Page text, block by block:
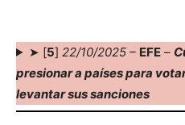
➤ [5] 22/10/2025 – EFE–
presionar a países para
levantar sus sanciones